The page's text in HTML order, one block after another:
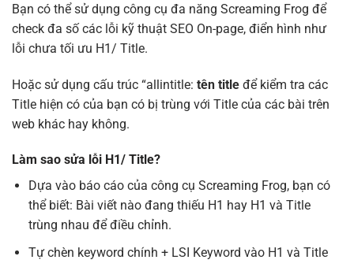
Bạn có thể sử dụng công cụ đa năng Screaming Frog để
check đa số các lỗi kỹ thuật SEO On-page, điển hình như
lỗi chưa tối ưu H1/ Title.
Hoặc sử dụng cấu trúc “allintitle: tên title để kiểm tra các
Title hiện có của bạn có bị trùng với Title của các bài trên
web khác hay không.
Làm sao sửa lỗi H1/ Title?
Dựa vào báo cáo của công cụ Screaming Frog, bạn có
thể biết: Bài viết nào đang thiếu H1 hay H1 và Title
trùng nhau để điều chỉnh.
Tự chèn keyword chính + LSI Keyword vào H1 và Title